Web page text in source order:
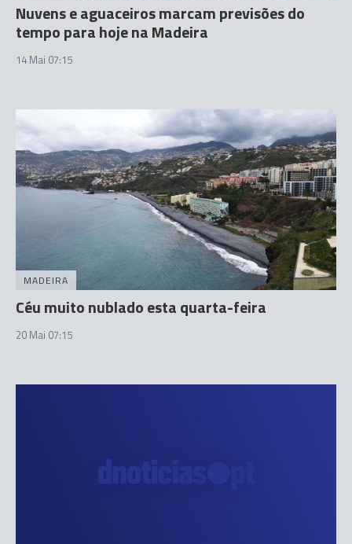
Nuvens e aguaceiros marcam previsões do
tempo para hoje na Madeira
14 Mai 07:15
MADEIRA
Céu muito nublado esta quarta-feira
20 Mai 07:15